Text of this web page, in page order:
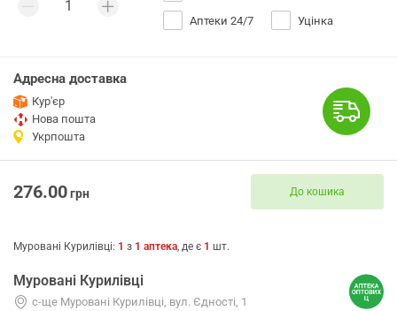
Аптеки 24/7 Уцінка
Адресна доставка
Кур'єр
Нова пошта
Укрпошта
276.00грн До кошика
Муровані Курилівці: 1 з 1 аптека, де є 1 шт.
Муровані Курилівці
с-ще Муровані Курилівці, вул. Єдності, 1